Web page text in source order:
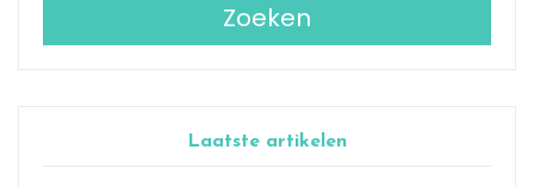
Zoeken
Laatste artikelen